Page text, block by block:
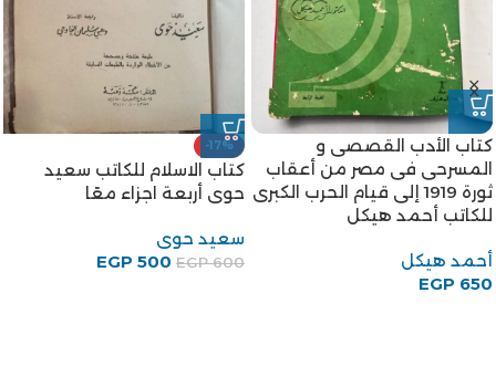
كتاب الأدب القصصى و
المسرحى فى مصر من أعقاب
ثورة 1919 إلى قيام الحرب الكبرى
للكاتب أحمد هيكل
أحمد هيكل
EGP 650
-17%
كتاب الاسلام للكاتب سعيد
حوى أربعة اجزاء معًا
سعيد حوى
EGP600
EGP 500